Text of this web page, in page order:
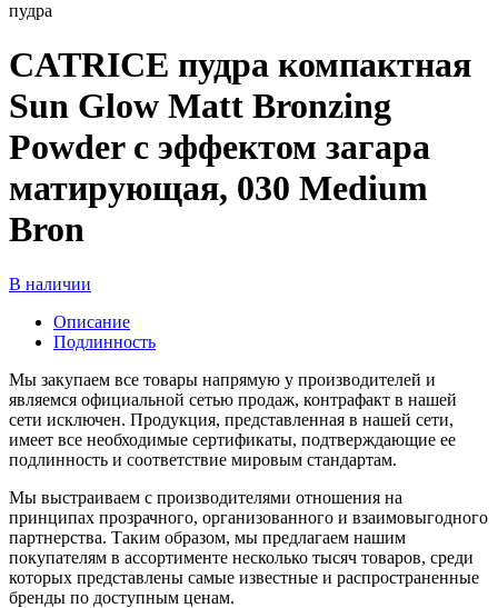
пудра
CATRICE пудра компактная
Sun Glow Matt Bronzing
Powder с эффектом загара
матирующая, 030 Medium
Bron
В наличии
Описание
Подлинность
Мы закупаем все товары напрямую у производителей и
являемся официальной сетью продаж, контрафакт в нашей
сети исключен. Продукция, представленная в нашей сети,
имеет все необходимые сертификаты, подтверждающие ее
подлинность и соответствие мировым стандартам.
Мы выстраиваем с производителями отношения на
принципах прозрачного, организованного и взаимовыгодного
партнерства. Таким образом, мы предлагаем нашим
покупателям в ассортименте несколько тысяч товаров, среди
которых представлены самые известные и распространенные
бренды по доступным ценам.